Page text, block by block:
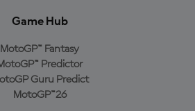
Game Hub
MotoGP™ Fantasy
Predictor
Guru Predict
MotoGP™26